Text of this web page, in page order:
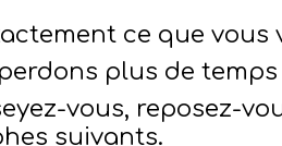
ce que vous
plus de
vous, reposez-
suivants.